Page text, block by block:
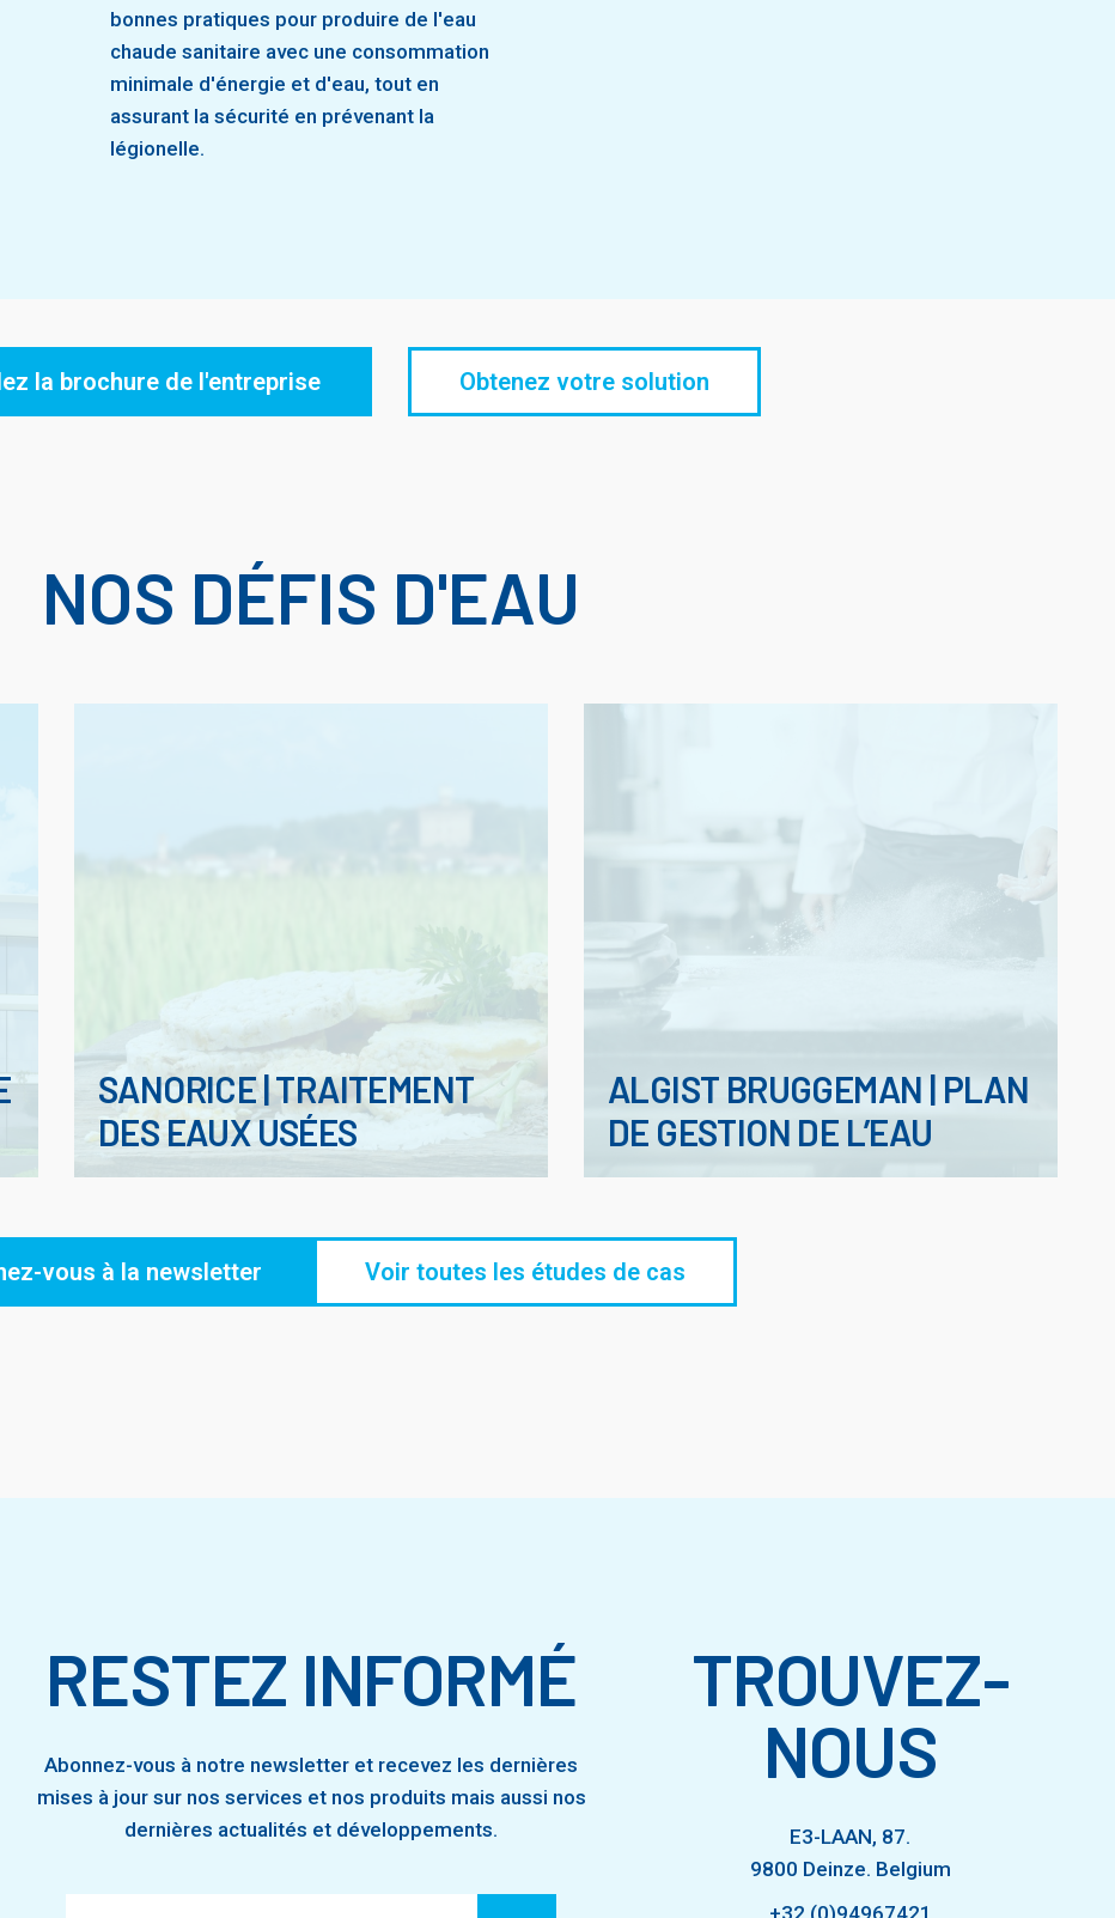
bonnes pratiques pour produire de l'eau
chaude sanitaire avec une consommation
minimale d'énergie et d'eau, tout en
assurant la sécurité en prévenant la
légionelle.
la brochure de l'entreprise Obtenez votre solution
NOS DÉFIS D'EAU
SANORICE | TRAITEMENT
DES EAUX USÉES
ALGIST BRUGGEMAN | PLAN
DE GESTION DE L’EAU
vous à la newsletter Voir toutes les études de cas
RESTEZ INFORMÉ
Abonnez-vous à notre newsletter et recevez les dernières
mises à jour sur nos services et nos produits mais aussi nos
dernières actualités et développements.
TROUVEZ-
NOUS
E3-LAAN, 87.
9800 Deinze. Belgium
+32 (0)94967421